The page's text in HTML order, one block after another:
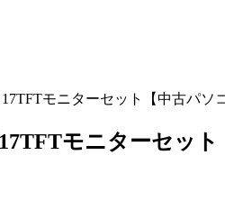
モニターセット【中古パソ
モニターセット